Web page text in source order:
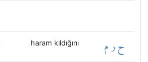
haram kıldığını ح ر م